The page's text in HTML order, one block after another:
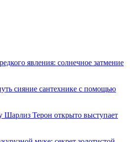
явления: солнечное затмение
сияние сантехнике с помощью
Шарлиз Терон открыто выступает